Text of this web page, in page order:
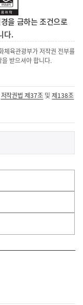
을 금하는 조건으로
다.
체육관광부가 저작권 전부를
받으셔야 합니다.
저작권법 제37조 및제138조